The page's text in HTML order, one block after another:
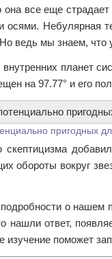
она все еще
осями. Небулярная
ведь мы знаем, что
планет
на 97.77° и его
пригодных
обороты вокруг
подробности о нашем
нашли ответ,
изучение поможет